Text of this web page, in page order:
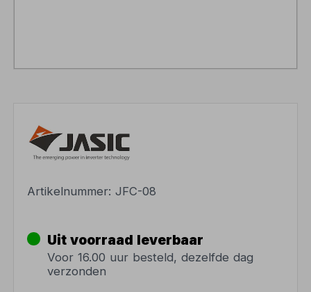
Artikelnummer:JFC-08
Uit voorraad leverbaar
Voor 16.00 uur besteld, dezelfde dag
verzonden